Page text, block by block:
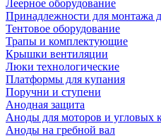
Леерное оборудование
Принадлежности для монтажа
Тентовое оборудование
Трапы и комплектующие
Крышки вентиляции
Люки технологические
Платформы для купания
Поручни и ступени
Анодная защита
Аноды для моторов и угловых
Аноды на гребной вал